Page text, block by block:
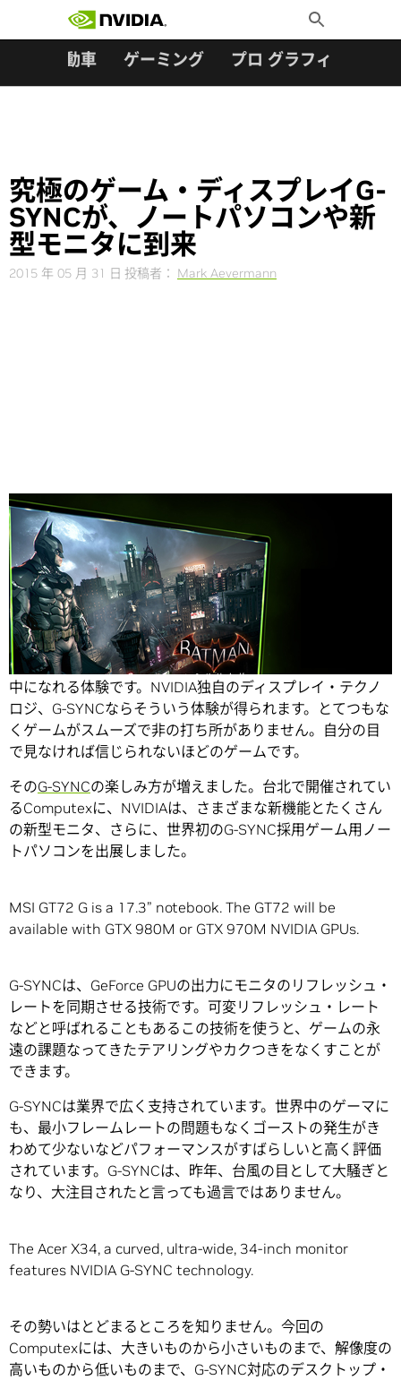
Toggle
Search
自動車 ゲーミング プロ グラフィックス
究極のゲーム・ディスプレイG-
SYNCが、ノートパソコンや新
型モニタに到来
2015 年 05 月 31 日 投稿者： Mark Aevermann
Share
ゲーマとして私が求めるものはただひとつ――我を忘れて夢
中になれる体験です。NVIDIA独自のディスプレイ・テクノ
ロジ、G-SYNCならそういう体験が得られます。とてつもな
くゲームがスムーズで非の打ち所がありません。自分の目
で見なければ信じられないほどのゲームです。
そのG-SYNCの楽しみ方が増えました。台北で開催されてい
るComputexに、NVIDIAは、さまざまな新機能とたくさん
の新型モニタ、さらに、世界初のG-SYNC採用ゲーム用ノー
トパソコンを出展しました。
MSI GT72 G is a 17.3” notebook. The GT72 will be
available with GTX 980M or GTX 970M NVIDIA GPUs.
G-SYNCは、GeForce GPUの出力にモニタのリフレッシュ・
レートを同期させる技術です。可変リフレッシュ・レート
などと呼ばれることもあるこの技術を使うと、ゲームの永
遠の課題なってきたテアリングやカクつきをなくすことが
できます。
G-SYNCは業界で広く支持されています。世界中のゲーマに
も、最小フレームレートの問題もなくゴーストの発生がき
わめて少ないなどパフォーマンスがすばらしいと高く評価
されています。G-SYNCは、昨年、台風の目として大騒ぎと
なり、大注目されたと言っても過言ではありません。
The Acer X34, a curved, ultra-wide, 34-inch monitor
features NVIDIA G-SYNC technology.
その勢いはとどまるところを知りません。今回の
Computexには、大きいものから小さいものまで、解像度の
高いものから低いものまで、G-SYNC対応のデスクトップ・